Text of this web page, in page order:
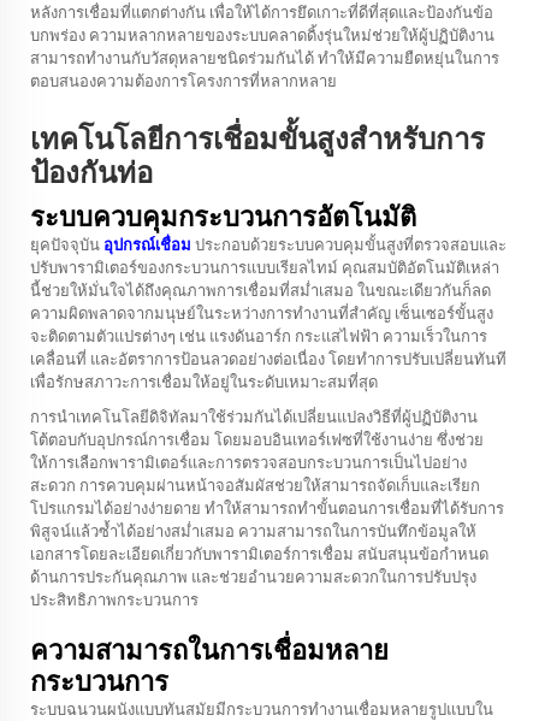
หลังการเชื่อมที่แตกต่างกัน เพื่อให้ได้การยึดเกาะที่ดีที่สุดและป้องกันข้อ
บกพร่อง ความหลากหลายของระบบคลาดดิ้งรุ่นใหม่ช่วยให้ผู้ปฏิบัติงาน
สามารถทำงานกับวัสดุหลายชนิดร่วมกันได้ ทำให้มีความยืดหยุ่นในการ
ตอบสนองความต้องการโครงการที่หลากหลาย
เทคโนโลยีการเชื่อมขั้นสูงสำหรับการ
ป้องกันท่อ
ระบบควบคุมกระบวนการอัตโนมัติ
ยุคปัจจุบัน อุปกรณ์เชื่อม ประกอบด้วยระบบควบคุมขั้นสูงที่ตรวจสอบและ
ปรับพารามิเตอร์ของกระบวนการแบบเรียลไทม์ คุณสมบัติอัตโนมัติเหล่า
นี้ช่วยให้มั่นใจได้ถึงคุณภาพการเชื่อมที่สม่ำเสมอ ในขณะเดียวกันก็ลด
ความผิดพลาดจากมนุษย์ในระหว่างการทำงานที่สำคัญ เซ็นเซอร์ขั้นสูง
จะติดตามตัวแปรต่างๆ เช่น แรงดันอาร์ก กระแสไฟฟ้า ความเร็วในการ
เคลื่อนที่ และอัตราการป้อนลวดอย่างต่อเนื่อง โดยทำการปรับเปลี่ยนทันที
เพื่อรักษสภาวะการเชื่อมให้อยู่ในระดับเหมาะสมที่สุด
การนำเทคโนโลยีดิจิทัลมาใช้ร่วมกันได้เปลี่ยนแปลงวิธีที่ผู้ปฏิบัติงาน
โต้ตอบกับอุปกรณ์การเชื่อม โดยมอบอินเทอร์เฟซที่ใช้งานง่าย ซึ่งช่วย
ให้การเลือกพารามิเตอร์และการตรวจสอบกระบวนการเป็นไปอย่าง
สะดวก การควบคุมผ่านหน้าจอสัมผัสช่วยให้สามารถจัดเก็บและเรียก
โปรแกรมได้อย่างง่ายดาย ทำให้สามารถทำขั้นตอนการเชื่อมที่ได้รับการ
พิสูจน์แล้วซ้ำได้อย่างสม่ำเสมอ ความสามารถในการบันทึกข้อมูลให้
เอกสารโดยละเอียดเกี่ยวกับพารามิเตอร์การเชื่อม สนับสนุนข้อกำหนด
ด้านการประกันคุณภาพ และช่วยอำนวยความสะดวกในการปรับปรุง
ประสิทธิภาพกระบวนการ
ความสามารถในการเชื่อมหลาย
กระบวนการ
ระบบฉนวนผนังแบบทันสมัยมีกระบวนการทำงานเชื่อมหลายรูปแบบใน